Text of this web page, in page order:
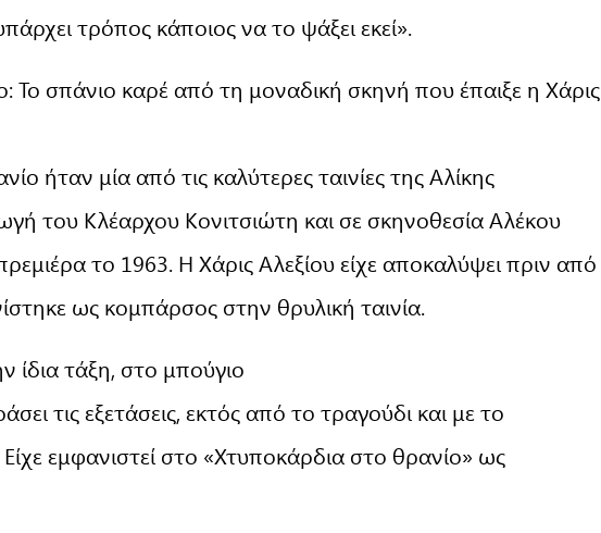
τρόπος κάποιος να το ψάξει εκεί».
Το σπάνιο καρέ από τη μοναδική σκηνή που έπαιξε η Χάρις
ήταν μία από τις καλύτερες ταινίες της Αλίκης
του Κλέαρχου Κονιτσιώτη και σε σκηνοθεσία Αλέκου
το 1963. Η Χάρις Αλεξίου είχε αποκαλύψει πριν από
ως κομπάρσος στην θρυλική ταινία.
ίδια τάξη, στο μπούγιο
τις εξετάσεις, εκτός από το τραγούδι και με το
εμφανιστεί στο «Χτυποκάρδια στο θρανίο» ως